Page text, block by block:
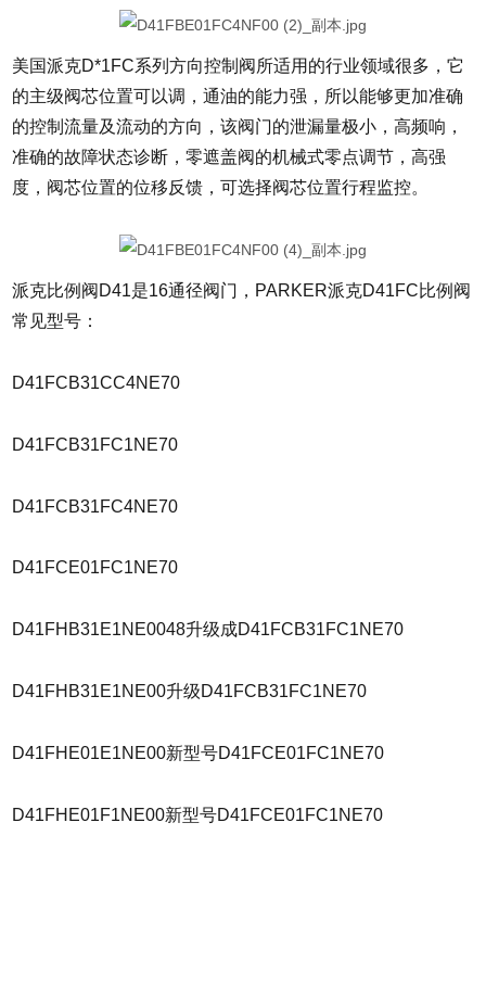
美国派克D*1FC系列方向控制阀所适用的行业领域很多，它
的主级阀芯位置可以调，通油的能力强，所以能够更加准确
的控制流量及流动的方向，该阀门的泄漏量极小，高频响，
准确的故障状态诊断，零遮盖阀的机械式零点调节，高强
度，阀芯位置的位移反馈，可选择阀芯位置行程监控。
派克比例阀D41是16通径阀门，PARKER派克D41FC比例阀
常见型号：
D41FCB31CC4NE70
D41FCB31FC1NE70
D41FCB31FC4NE70
D41FCE01FC1NE70
D41FHB31E1NE0048升级成D41FCB31FC1NE70
D41FHB31E1NE00升级D41FCB31FC1NE70
D41FHE01E1NE00新型号D41FCE01FC1NE70
D41FHE01F1NE00新型号D41FCE01FC1NE70